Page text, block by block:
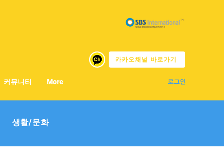
카카오채널 바로가기
로그인
커뮤니티 More
생활/문화